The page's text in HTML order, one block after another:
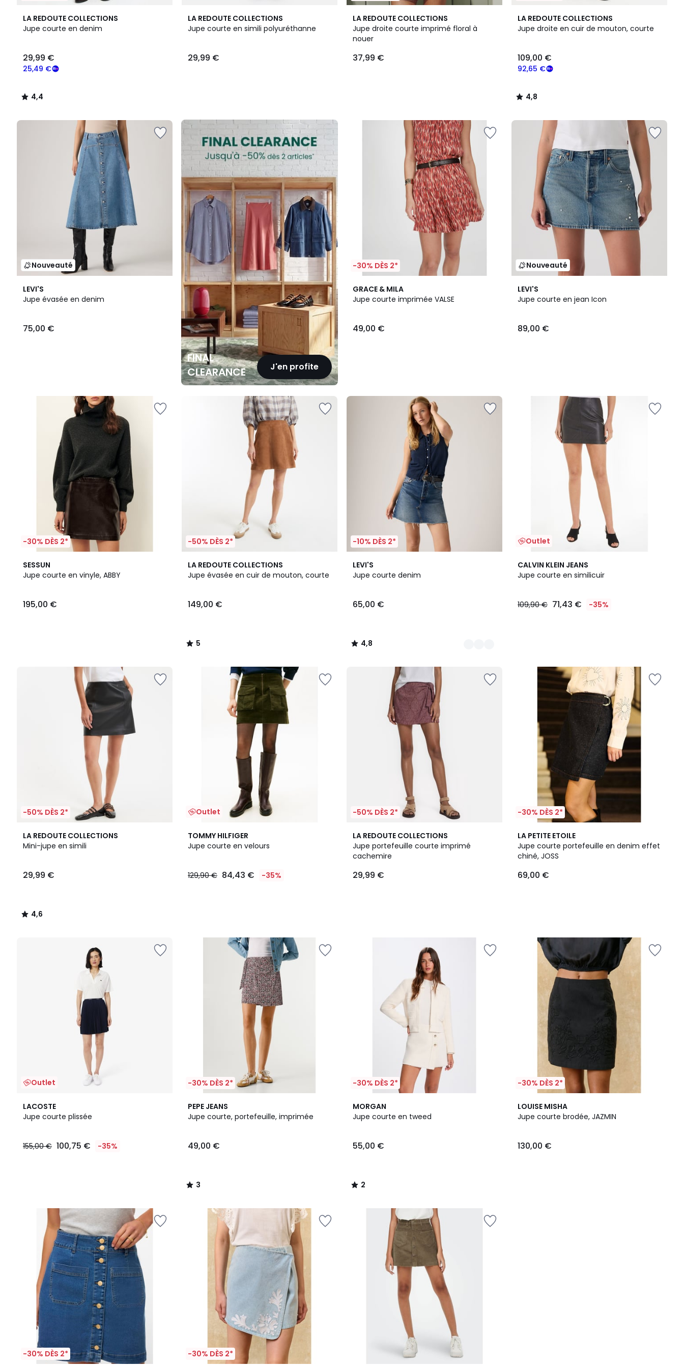
LA REDOUTE COLLECTIONS
Jupe courte en denim
€
souscrivez
programme
payer
25,49 €
29,99 €
4,4
/ 5
4,4
/
LA REDOUTE COLLECTIONS
Jupe courte en simili polyuréthanne
29,99 €
LA REDOUTE COLLECTIONS
Jupe droite courte imprimé floral à
nouer
37,99 €
LA REDOUTE COLLECTIONS
Jupe droite en cuir de mouton, courte
92,65 €
109,00 €
4,8
/ 5
4,8
/
Nouveauté
LEVI'S
Jupe évasée en denim
75,00 €
FINAL
CLEARANCE
J'en profite
FINAL
CLEARANCE
-30% DÈS 2*
GRACE & MILA
Jupe courte imprimée VALSE
49,00 €
Nouveauté
LEVI'S
Jupe courte en jean Icon
89,00 €
-30% DÈS 2*
SESSUN
Jupe courte en vinyle, ABBY
195,00 €
-50% DÈS 2*
LA REDOUTE COLLECTIONS
Jupe évasée en cuir de mouton, courte
149,00 €
5
/
5
/
-10% DÈS 2*
LEVI'S
Jupe courte denim
65,00 €
4,8
/ 5
2
Couleurs
4,8
/
Outlet
CALVIN KLEIN JEANS
Jupe courte en similicuir
109,90 € 71,43 € -35%
-50% DÈS 2*
LA REDOUTE COLLECTIONS
Mini-jupe en simili
29,99 €
4,6
/ 5
4,6
/
Outlet
TOMMY HILFIGER
Jupe courte en velours
129,90 € 84,43 € -35%
-50% DÈS 2*
LA REDOUTE COLLECTIONS
Jupe portefeuille courte imprimé
cachemire
29,99 €
-30% DÈS 2*
LA PETITE ETOILE
Jupe courte portefeuille en denim effet
chiné, JOSS
69,00 €
Outlet
LACOSTE
Jupe courte plissée
155,00 € 100,75 € -35%
-30% DÈS 2*
PEPE JEANS
Jupe courte, portefeuille, imprimée
49,00 €
3
/
3
/
-30% DÈS 2*
MORGAN
Jupe courte en tweed
55,00 €
2
/
2
/
-30% DÈS 2*
LOUISE MISHA
Jupe courte brodée, JAZMIN
130,00 €
-30% DÈS 2* -30% DÈS 2*